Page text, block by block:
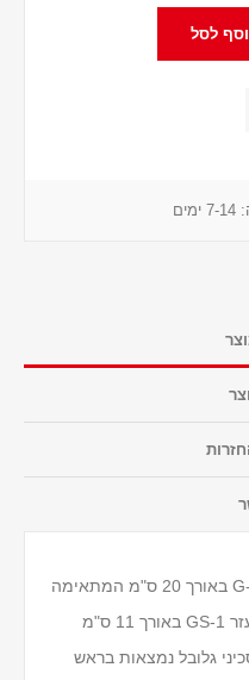
7-14 ימים
סט 2 סכינים המורכב מסכין שף G-2 באורך 20 ס"מ המתאימה
למגוון חיתוכים גדולים וסכין עזר GS-1 באורך 11 ס"מ
גלובל נמצאות בראש